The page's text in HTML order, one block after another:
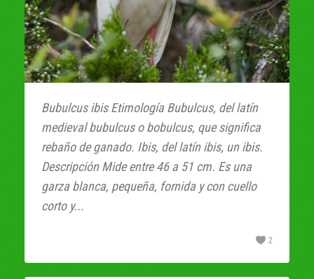
Bubulcus ibis E​timología Bubulcus, del latín
medieval bubulcus o bobulcus, que significa
rebaño de ganado. Ibis, del latín ibis, un ibis.​
Descripción Mide entre 46 a 51 cm. Es una
garza blanca, pequeña, fornida y con cuello
corto y...
2